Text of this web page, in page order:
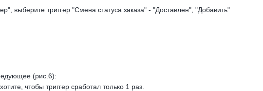
выберите триггер "Смена статуса заказа" - "Доставлен", "Добавить"
(рис.6):
чтобы триггер сработал только 1 раз.